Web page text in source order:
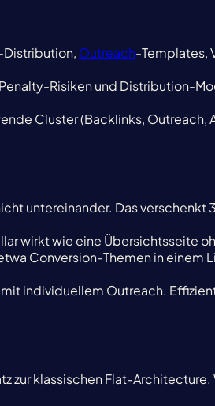
Outreach-Templates,
Risiken und Distribution-
Cluster (Backlinks,
untereinander. Das
wirkt wie eine Übersichtsseite
Conversion-Themen in
individuellem Outreach.
zur klassischen Flat-